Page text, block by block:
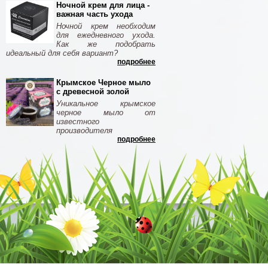
Ночной крем для лица -
важная часть ухода
Ночной крем необходим
для ежедневного ухода.
Как же подобрать
идеальный для себя вариант?
подробнее
Крымское Черное мыло
с древесной золой
Уникальное крымское
черное мыло от
известного
производителя
подробнее